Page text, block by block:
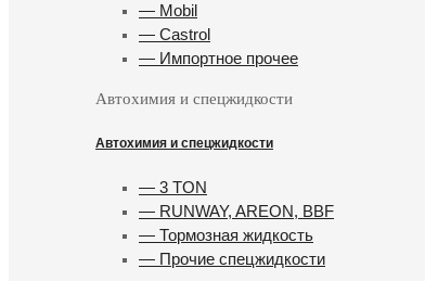
— Mobil
— Castrol
— Импортное прочее
Автохимия и спецжидкости
Автохимия и спецжидкости
— 3 TON
— RUNWAY, AREON, BBF
— Тормозная жидкость
— Прочие спецжидкости